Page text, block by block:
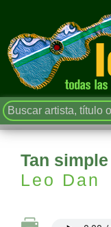
Tan
Leo Dan